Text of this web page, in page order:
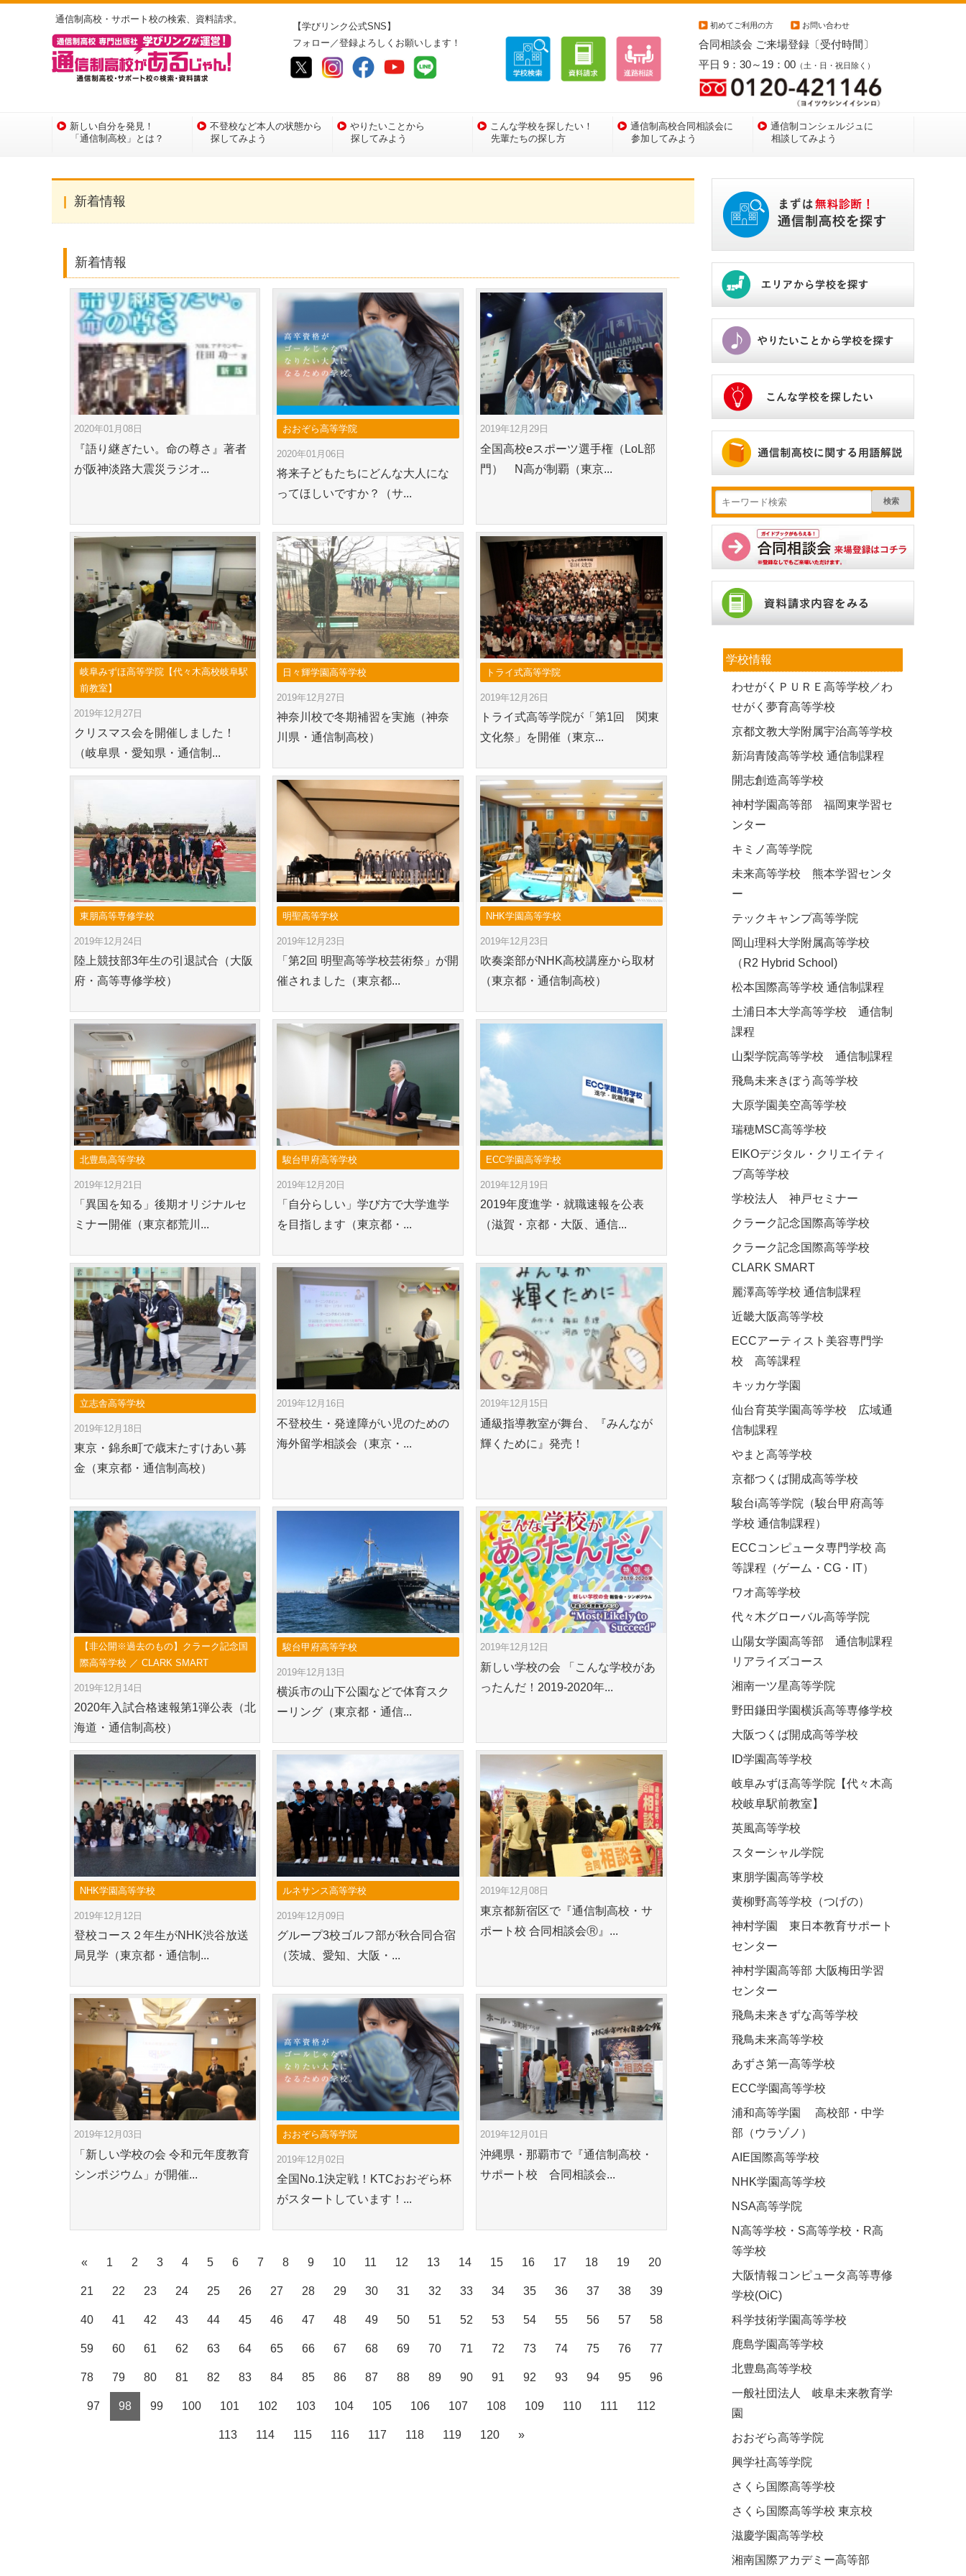
通信制高校・サポート校の検索、資料請求。
【学びリンク公式SNS】
フォロー／登録よろしくお願いします！
初めてご利用の方 お問い合わせ
合同相談会 ご来場登録〔受付時間〕
平日 9：30～19：00 （土・日・祝日除く）
新しい自分を発見！
「通信制高校」とは？
不登校など本人の状態から
探してみよう
やりたいことから
探してみよう
こんな学校を探したい！
先輩たちの探し方
通信制高校合同相談会に
参加してみよう
通信制コンシェルジュに
相談してみよう
新着情報
新着情報
2020年01月08日
『語り継ぎたい。命の尊さ』著者
が阪神淡路大震災ラジオ...
おおぞら高等学院
2020年01月06日
将来子どもたちにどんな大人にな
ってほしいですか？（サ...
2019年12月29日
全国高校eスポーツ選手権（LoL部
門） N高が制覇（東京...
岐阜みずほ高等学院【代々木高校岐阜駅
前教室】
2019年12月27日
クリスマス会を開催しました！
（岐阜県・愛知県・通信制...
日々輝学園高等学校
2019年12月27日
神奈川校で冬期補習を実施（神奈
川県・通信制高校）
トライ式高等学院
2019年12月26日
トライ式高等学院が「第1回 関東
文化祭」を開催（東京...
東朋高等専修学校
2019年12月24日
陸上競技部3年生の引退試合（大阪
府・高等専修学校）
明聖高等学校
2019年12月23日
「第2回 明聖高等学校芸術祭」が開
催されました（東京都...
NHK学園高等学校
2019年12月23日
吹奏楽部がNHK高校講座から取材
（東京都・通信制高校）
北豊島高等学校
2019年12月21日
「異国を知る」後期オリジナルセ
ミナー開催（東京都荒川...
駿台甲府高等学校
2019年12月20日
「自分らしい」学び方で大学進学
を目指します（東京都・...
ECC学園高等学校
2019年12月19日
2019年度進学・就職速報を公表
（滋賀・京都・大阪、通信...
立志舎高等学校
2019年12月18日
東京・錦糸町で歳末たすけあい募
金（東京都・通信制高校）
2019年12月16日
不登校生・発達障がい児のための
海外留学相談会（東京・...
2019年12月15日
通級指導教室が舞台、『みんなが
輝くために』発売！
【非公開※過去のもの】クラーク記念国
際高等学校 ／ CLARK SMART
2019年12月14日
2020年入試合格速報第1弾公表（北
海道・通信制高校）
駿台甲府高等学校
2019年12月13日
横浜市の山下公園などで体育スク
ーリング（東京都・通信...
2019年12月12日
新しい学校の会 「こんな学校があ
ったんだ！2019-2020年...
NHK学園高等学校
2019年12月12日
登校コース２年生がNHK渋谷放送
局見学（東京都・通信制...
ルネサンス高等学校
2019年12月09日
グループ3校ゴルフ部が秋合同合宿
（茨城、愛知、大阪・...
2019年12月08日
東京都新宿区で『通信制高校・サ
ポート校 合同相談会Ⓡ』...
2019年12月03日
「新しい学校の会 令和元年度教育
シンポジウム」が開催...
おおぞら高等学院
2019年12月02日
全国No.1決定戦！KTCおおぞら杯
がスタートしています！...
2019年12月01日
沖縄県・那覇市で『通信制高校・
サポート校 合同相談会...
« 1 2 3 4 5 6 7 8 9 10 11 12 13 14 15 16 17 18 19 20
21 22 23 24 25 26 27 28 29 30 31 32 33 34 35 36 37 38 39
40 41 42 43 44 45 46 47 48 49 50 51 52 53 54 55 56 57 58
59 60 61 62 63 64 65 66 67 68 69 70 71 72 73 74 75 76 77
78 79 80 81 82 83 84 85 86 87 88 89 90 91 92 93 94 95 96
97 98 99 100 101 102 103 104 105 106 107 108 109 110 111 112
113 114 115 116 117 118 119 120 »
検索
学校情報
わせがくＰＵＲＥ高等学校／わ
せがく夢育高等学校
京都文教大学附属宇治高等学校
新潟青陵高等学校 通信制課程
開志創造高等学校
神村学園高等部 福岡東学習セ
ンター
キミノ高等学院
未来高等学校 熊本学習センタ
ー
テックキャンプ高等学院
岡山理科大学附属高等学校
（R2 Hybrid School)
松本国際高等学校 通信制課程
土浦日本大学高等学校 通信制
課程
山梨学院高等学校 通信制課程
飛鳥未来きぼう高等学校
大原学園美空高等学校
瑞穂MSC高等学校
EIKOデジタル・クリエイティ
ブ高等学校
学校法人 神戸セミナー
クラーク記念国際高等学校
クラーク記念国際高等学校
CLARK SMART
麗澤高等学校 通信制課程
近畿大阪高等学校
ECCアーティスト美容専門学
校 高等課程
キッカケ学園
仙台育英学園高等学校 広域通
信制課程
やまと高等学校
京都つくば開成高等学校
駿台i高等学院（駿台甲府高等
学校 通信制課程）
ECCコンピュータ専門学校 高
等課程（ゲーム・CG・IT）
ワオ高等学校
代々木グローバル高等学院
山陽女学園高等部 通信制課程
リアライズコース
湘南一ツ星高等学院
野田鎌田学園横浜高等専修学校
大阪つくば開成高等学校
ID学園高等学校
岐阜みずほ高等学院【代々木高
校岐阜駅前教室】
英風高等学校
スターシャル学院
東朋学園高等学校
黄柳野高等学校（つげの）
神村学園 東日本教育サポート
センター
神村学園高等部 大阪梅田学習
センター
飛鳥未来きずな高等学校
飛鳥未来高等学校
あずさ第一高等学校
ECC学園高等学校
浦和高等学園 高校部・中学
部（ウラゾノ）
AIE国際高等学校
NHK学園高等学校
NSA高等学院
N高等学校・S高等学校・R高
等学校
大阪情報コンピュータ高等専修
学校(OiC)
科学技術学園高等学校
鹿島学園高等学校
北豊島高等学校
一般社団法人 岐阜未来教育学
園
おおぞら高等学院
興学社高等学院
さくら国際高等学校
さくら国際高等学校 東京校
滋慶学園高等学校
湘南国際アカデミー高等部